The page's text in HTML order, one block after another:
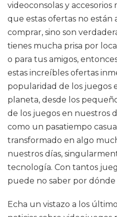
videoconsolas y accesorios
que estas ofertas no están
comprar, sino son
tienes mucha prisa por
o para tus amigos,
estas increíbles ofertas
popularidad de los juegos
planeta, desde los
de los juegos en nuestros
como un pasatiempo
transformado en algo
nuestros días,
tecnología. Con tantos
puede no saber por dónde
Echa un vistazo a los